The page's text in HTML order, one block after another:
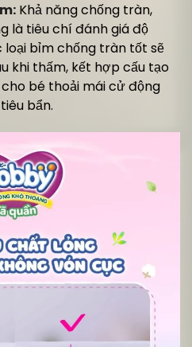
Khả năng chống tràn,
là tiêu chí đánh giá độ
bỉm chống tràn tốt sẽ
khi thấm, kết hợp cấu tạo
bé thoải mái cử động
bẩn.